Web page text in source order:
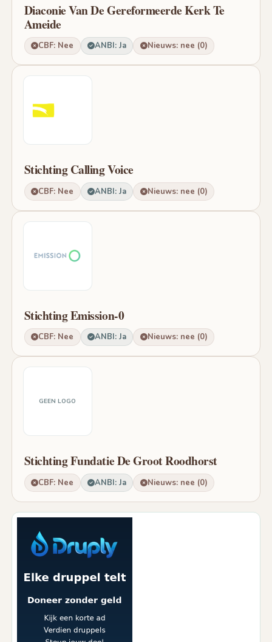
Diaconie Van De Gereformeerde Kerk Te
Ameide
CBF: Nee ANBI: Ja Nieuws: nee (0)
Stichting Calling Voice
CBF: Nee ANBI: Ja Nieuws: nee (0)
Stichting Emission-0
CBF: Nee ANBI: Ja Nieuws: nee (0)
GEEN LOGO
Stichting Fundatie De Groot Roodhorst
CBF: Nee ANBI: Ja Nieuws: nee (0)